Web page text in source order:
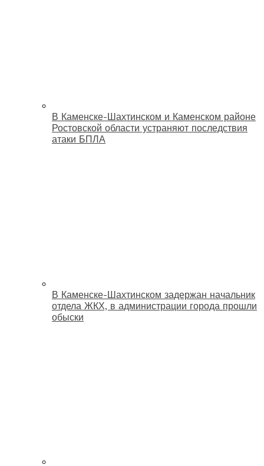
В Каменске-Шахтинском и Каменском районе
Ростовской области устраняют последствия
атаки БПЛА
В Каменске-Шахтинском задержан начальник
отдела ЖКХ, в администрации города прошли
обыски